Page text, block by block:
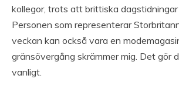
kollegor, trots att brittiska
Personen som representerar
veckan kan också vara en
gränsövergång skrämmer mig. Det gör
vanligt.